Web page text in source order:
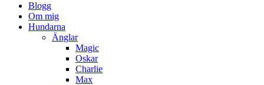
Blogg
Om mig
Hundarna
Änglar
Magic
Oskar
Charlie
Max